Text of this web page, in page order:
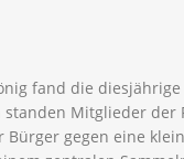
fand die
Mitglieder der
gegen eine